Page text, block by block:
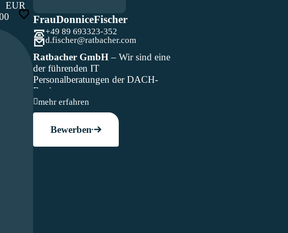
EUR
FrauDonniceFischer
+49 89 693323-352
d.fischer@ratbacher.com
Ratbacher GmbH – Wir sind eine
der führenden IT
Personalberatungen der DACH-
Region.
mehr erfahren
Bewerben